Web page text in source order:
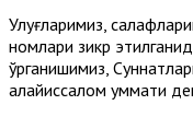
Улуғларимиз,
номлари зикр
ўрганишимиз,
алайҳиссалом уммати